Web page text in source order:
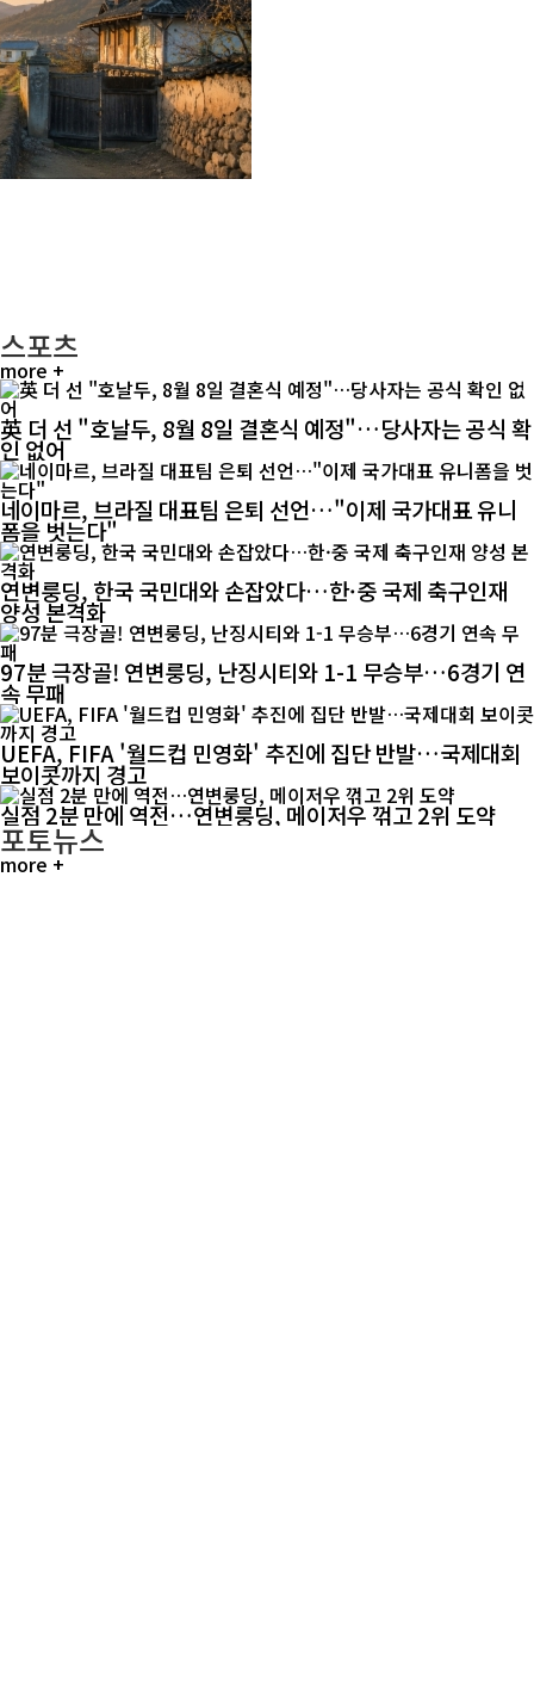
스포츠
more +
英 더 선 "호날두, 8월 8일 결혼식 예정"…당사자는 공식 확
인 없어
네이마르, 브라질 대표팀 은퇴 선언…"이제 국가대표 유니
폼을 벗는다"
연변룽딩, 한국 국민대와 손잡았다…한·중 국제 축구인재
양성 본격화
97분 극장골! 연변룽딩, 난징시티와 1-1 무승부…6경기 연
속 무패
UEFA, FIFA '월드컵 민영화' 추진에 집단 반발…국제대회
보이콧까지 경고
실점 2분 만에 역전…연변룽딩, 메이저우 꺾고 2위 도약
포토뉴스
more +